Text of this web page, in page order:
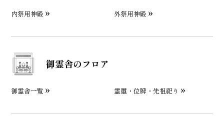
内祭用神殿
外祭用神殿
御霊舎のフロア
御霊舎一覧 霊璽・位牌・先祖祀り